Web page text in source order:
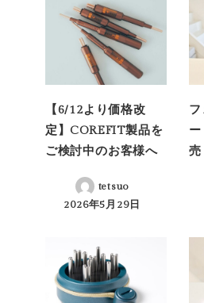
【6/12より価格改
定】COREFIT製品を
ご検討中のお客様へ
tetsuo
投稿日
2026年5月29日
売